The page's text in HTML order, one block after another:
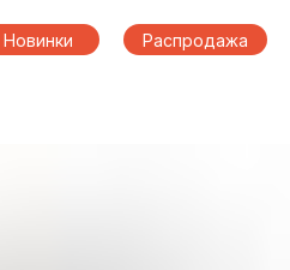
Распродажа
Новинки